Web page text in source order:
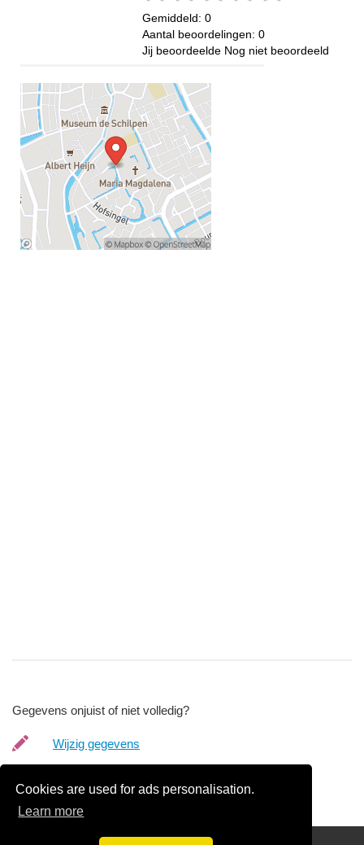
Cookies are used for ads personalisation.
Learn more
Gemiddeld: 0
Aantal beoordelingen: 0
Jij beoordeelde Nog niet beoordeeld
Gegevens onjuist of niet volledig?
Wijzig gegevens